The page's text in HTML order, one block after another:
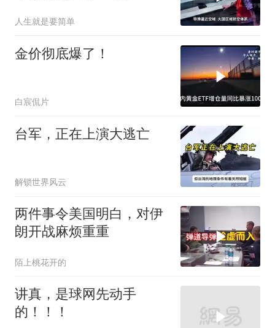
人生就是要简单
金价彻底爆了！
白宸侃片
台军，正在上演大逃亡
解锁世界风云
两件事令美国明白，对伊
朗开战麻烦重重
陌上桃花开的
讲真，是球网先动手
的！！！